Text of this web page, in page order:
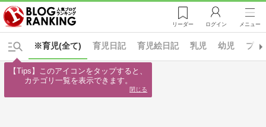
リーダー ログイン メニュー
※育児(全て) 育児日記 育児絵日記 乳児 幼児 プレ
【Tips】このアイコンをタップすると、
カテゴリ一覧を表示できます。
閉じる